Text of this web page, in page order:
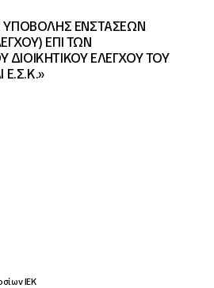
ΥΠΟΒΟΛΗΣ ΕΝΣΤΑΣΕΩΝ
ΕΠΙ ΤΩΝ
ΕΛΕΓΧΟΥ ΤΟΥ
Ε.Σ.Κ.»
ΙΕΚ